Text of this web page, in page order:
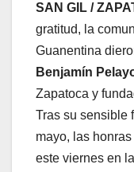
SAN GIL /
gratitud, la
Guanentina
Benjamín
Zapatoca y
Tras su sensible
mayo, las
este viernes en